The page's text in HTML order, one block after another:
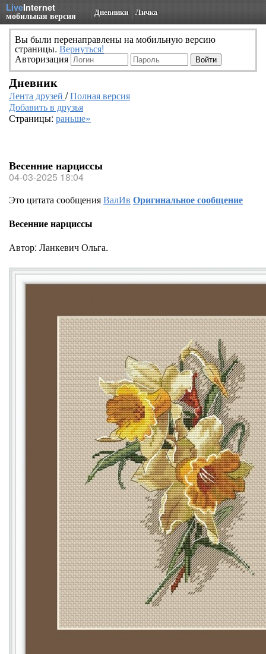
LiveInternet
мобильная версия Дневники Личка
Вы были перенаправлены на мобильную версию
страницы. Вернуться!
Авторизация
Дневник
Лента друзей /Полная версия
Добавить в друзья
Страницы: раньше»
Весенние нарциссы
04-03-2025 18:04
Это цитата сообщенияВалИв Оригинальное сообщение
Весенние нарциссы
Автор: Ланкевич Ольга.